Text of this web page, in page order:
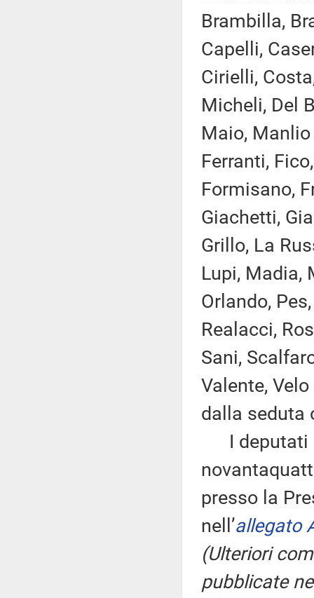
Brambilla,
Capelli,
Cirielli,
Micheli, Del
Maio, Manlio
Ferranti,
Formisano,
Giachetti,
Grillo, La
Lupi, Madia,
Orlando,
Realacci,
Sani,
Valente,
dalla seduta
I deputati
presso la
nell’allegato
(Ulteriori
pubblicate